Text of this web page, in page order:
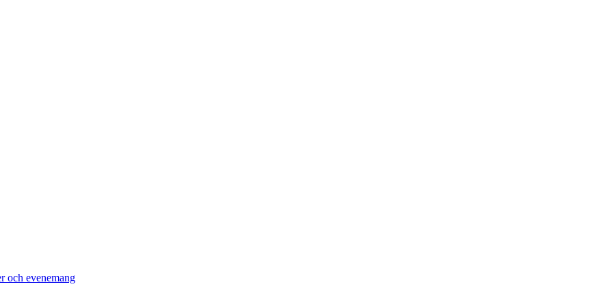
och evenemang